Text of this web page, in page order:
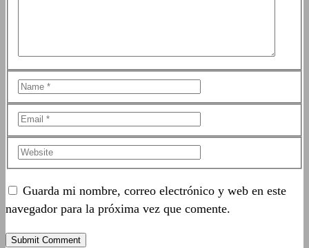
Guarda mi nombre, correo electrónico y web en este
navegador para la próxima vez que comente.